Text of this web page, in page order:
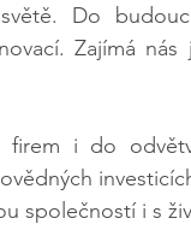
Do
Zajímá
firem i do
společností i s